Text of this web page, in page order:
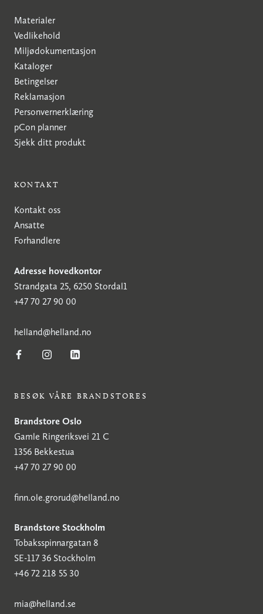
Materialer
Vedlikehold
Miljødokumentasjon
Kataloger
Betingelser
Reklamasjon
Personvernerklæring
pCon planner
Sjekk ditt produkt
KONTAKT
Kontakt oss
Ansatte
Forhandlere
Adresse hovedkontor
Strandgata 25, 6250 Stordal1
+47 70 27 90 00
helland@helland.no
BESØK VÅRE BRANDSTORES
Brandstore Oslo
Gamle Ringeriksvei 21 C
1356 Bekkestua
+47 70 27 90 00
finn.ole.grorud@helland.no
Brandstore Stockholm
Tobaksspinnargatan 8
SE-117 36 Stockholm
+46 72 218 55 30
mia@helland.se